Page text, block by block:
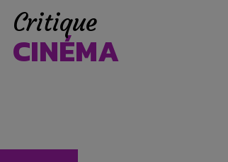
Critique
CINÉMA